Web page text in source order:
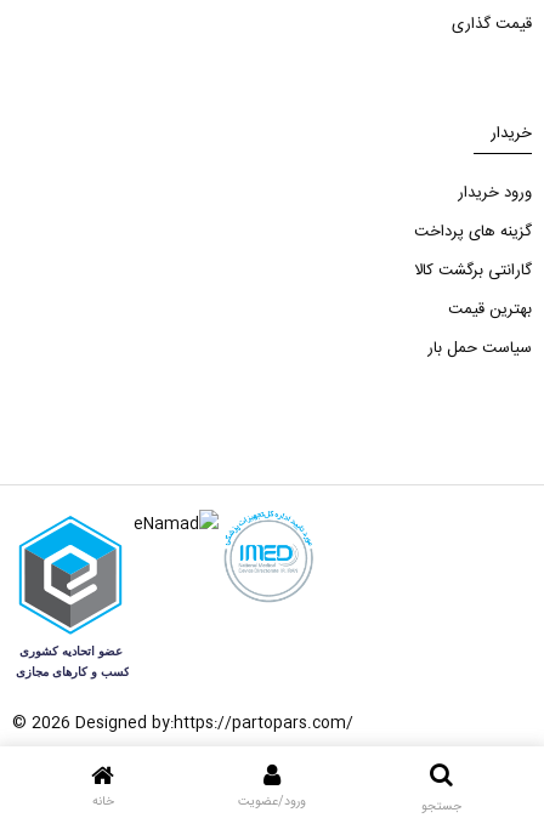
خانه ورود/عضویت جستجو
قیمت گذاری
خریدار
ورود خریدار
گزینه های پرداخت
گارانتی برگشت کالا
بهترین قیمت
سیاست حمل بار
© 2026 Designed by:https://partopars.com/